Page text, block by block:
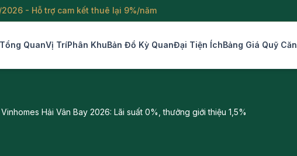
- Hỗ trợ cam kết thuê lại 9%/năm
Tổng QuanVị TríPhân KhuBản Đồ Kỳ QuanĐại Tiện ÍchBảng Giá Quỹ Căn
Hải Vân Bay 2026: Lãi suất 0%, thưởng giới thiệu 1,5%